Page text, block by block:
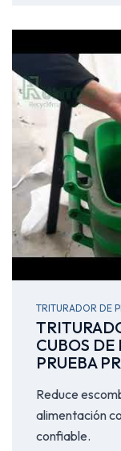
TRITURADOR DE
CUBOS DE
PRUEBA
Reduce
alimentación
confiable.